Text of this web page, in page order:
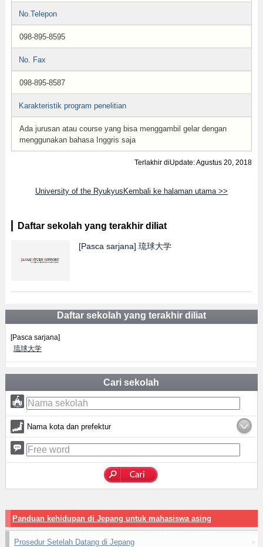
No.Telepon
098-895-8595
No. Fax
098-895-8587
Karakteristik program penelitian
Ada jurusan atau course yang bisa menggambil gelar dengan
menggunakan bahasa Inggris saja
Terlakhir diUpdate: Agustus 20, 2018
University of the RyukyusKembali ke halaman utama >>
Daftar sekolah yang terakhir diliat
[Pasca sarjana] 琉球大学
Daftar sekolah yang terakhir diliat
[Pasca sarjana]
琉球大学
Cari sekolah
Nama kota dan prefektur
Panduan kehidupan di Jepang untuk mahasiswa asing
Prosedur Setelah Datang di Jepang